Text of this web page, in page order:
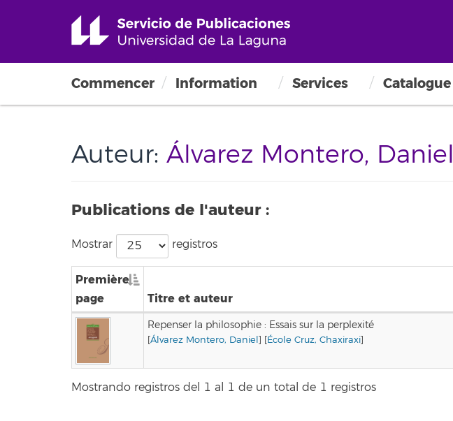
Commencer Information Services Catalogue
Auteur: Álvarez Montero, Daniel
Publications de l'auteur :
Mostrar registros
Première
page
Titre et auteur
Repenser la philosophie : Essais sur la perplexité
[Álvarez Montero, Daniel] [École Cruz, Chaxiraxi]
Mostrando registros del 1 al 1 de un total de 1 registros